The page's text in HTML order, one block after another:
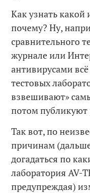
Как узнать
почему? Ну,
сравнительного
журнале или
антивирусами
тестовых
взвешивают»
потом публикуют
Так вот, по
причинам
догадаться по
лаборатория AV-
предупреждая)